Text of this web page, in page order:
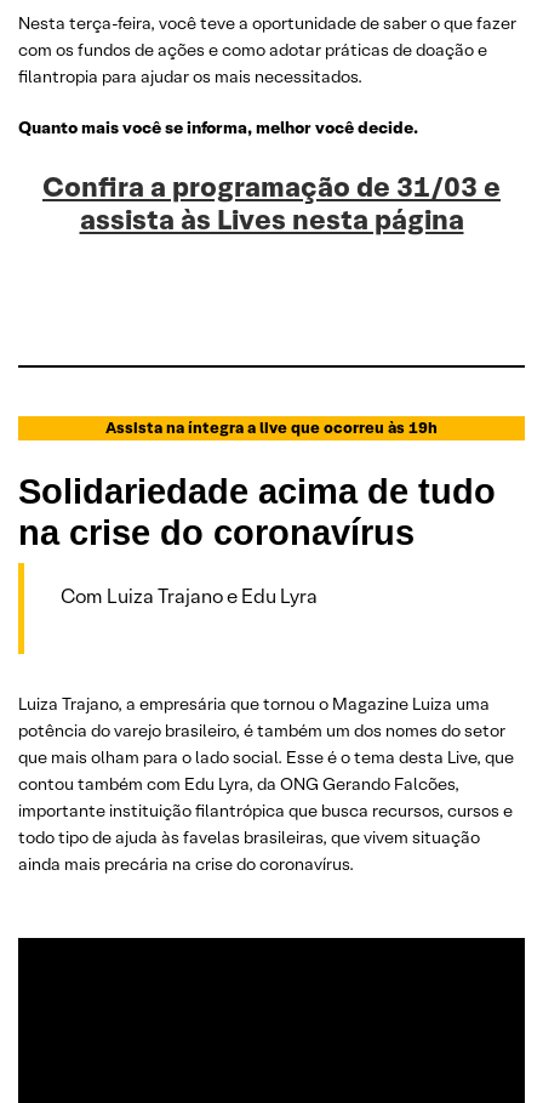
Nesta terça-feira, você teve a oportunidade de saber o que fazer
com os fundos de ações e como adotar práticas de doação e
filantropia para ajudar os mais necessitados.
Quanto mais você se informa, melhor você decide.
Confira a programação de 31/03 e
assista às Lives nesta página
Assista na íntegra a live que ocorreu às 19h
Solidariedade acima de tudo
na crise do coronavírus
Com Luiza Trajano e Edu Lyra
Luiza Trajano, a empresária que tornou o Magazine Luiza uma
potência do varejo brasileiro, é também um dos nomes do setor
que mais olham para o lado social. Esse é o tema desta Live, que
contou também com Edu Lyra, da ONG Gerando Falcões,
importante instituição filantrópica que busca recursos, cursos e
todo tipo de ajuda às favelas brasileiras, que vivem situação
ainda mais precária na crise do coronavírus.